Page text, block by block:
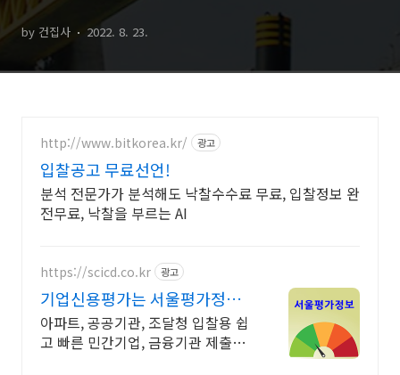
by 건집사 2022. 8. 23.
http://www.bitkorea.kr/ 광고
입찰공고 무료선언!
분석 전문가가 분석해도 낙찰수수료 무료, 입찰정보 완
전무료, 낙찰을 부르는 AI
https://scicd.co.kr 광고
기업신용평가는 서울평가정보
빠르고 친절한 기업평가서비스
아파트, 공공기관, 조달청 입찰용 쉽
고 빠른 민간기업, 금융기관 제출용